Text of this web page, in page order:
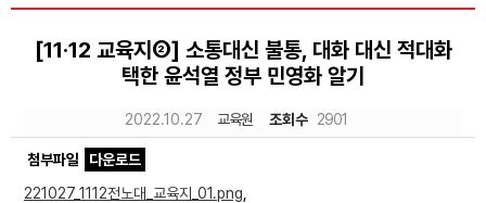
[11·12 교육지②] 소통대신 불통, 대화 대신 적대화
택한 윤석열 정부 민영화 알기
2022.10.27 교육원 조회수 2901
첨부파일
다운로드
221027_1112전노대_교육지_01.png
문서자료
이미지자료
Sketchbook5, 스케치북5